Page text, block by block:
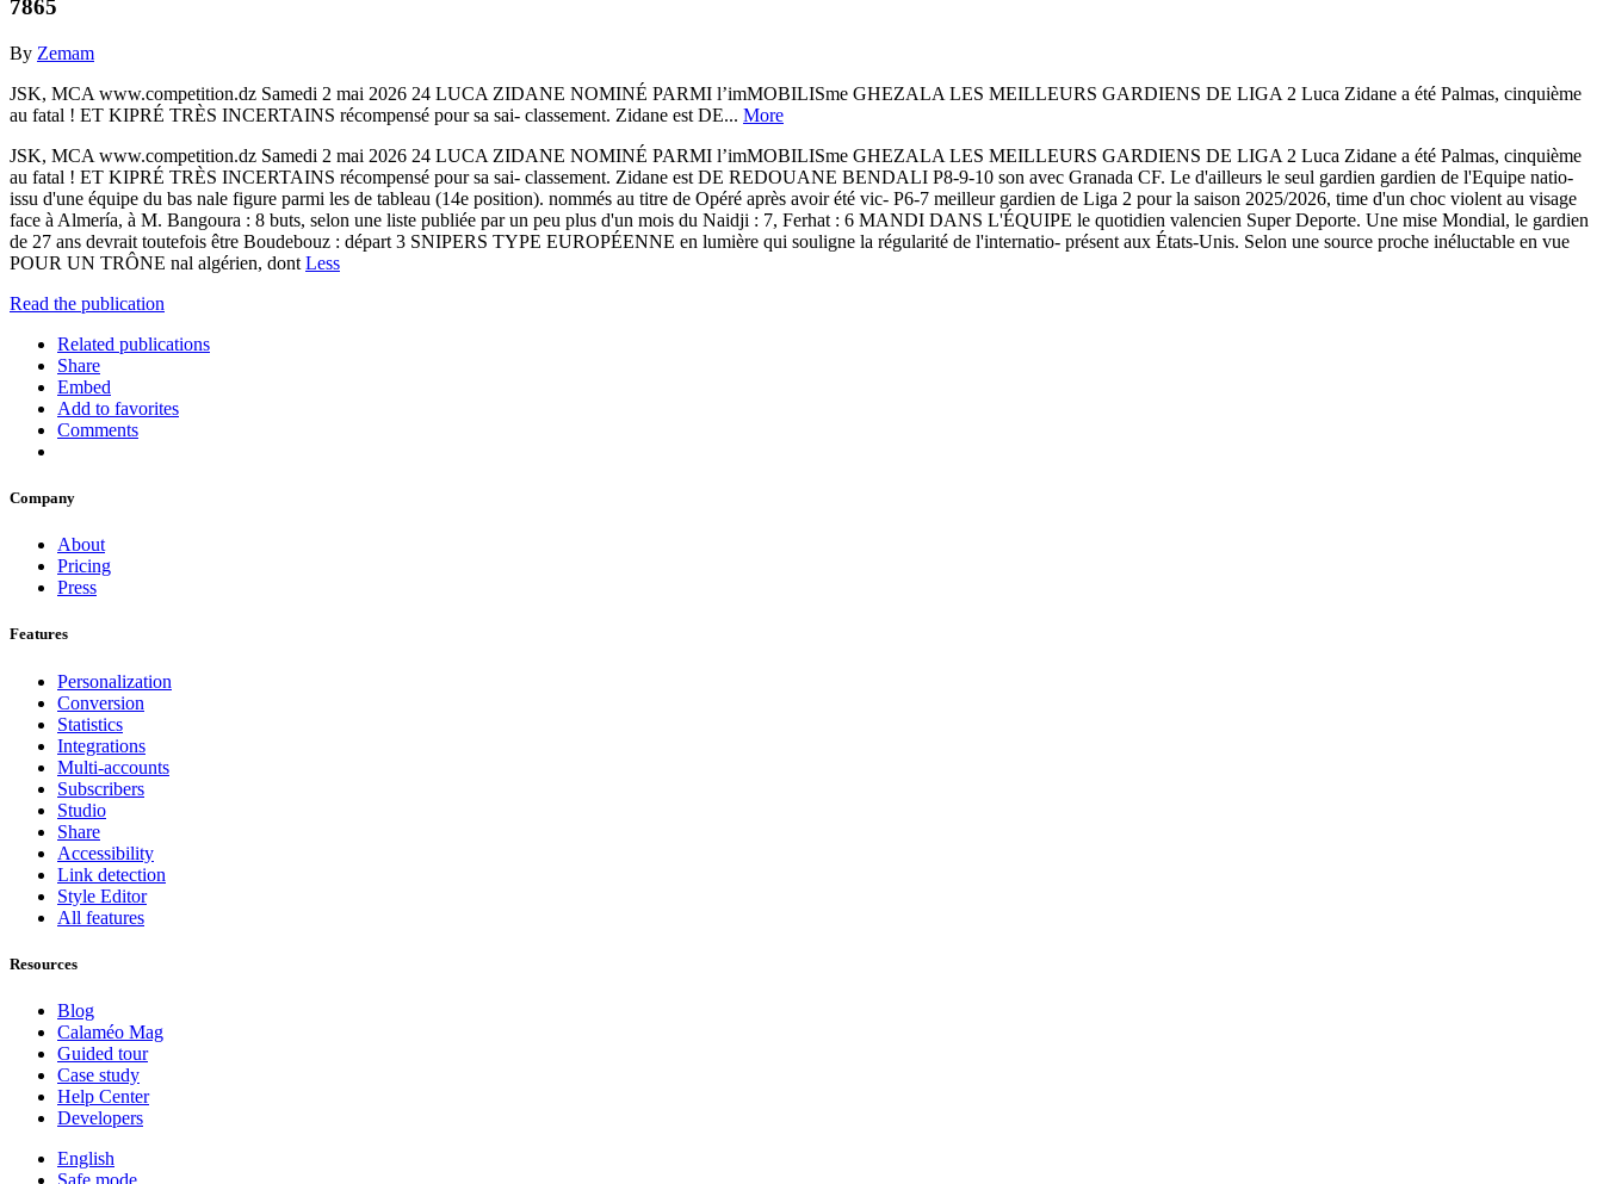
7865
By Zemam
JSK, MCA www.competition.dz Samedi 2 mai 2026 24 LUCA ZIDANE NOMINÉ PARMI l’imMOBILISme GHEZALA LES MEILLEURS GARDIENS DE LIGA 2 Luca Zidane a été Palmas, cinquième
au fatal ! ET KIPRÉ TRÈS INCERTAINS récompensé pour sa sai- classement. Zidane est DE... More
JSK, MCA www.competition.dz Samedi 2 mai 2026 24 LUCA ZIDANE NOMINÉ PARMI l’imMOBILISme GHEZALA LES MEILLEURS GARDIENS DE LIGA 2 Luca Zidane a été Palmas, cinquième
au fatal ! ET KIPRÉ TRÈS INCERTAINS récompensé pour sa sai- classement. Zidane est DE REDOUANE BENDALI P8-9-10 son avec Granada CF. Le d'ailleurs le seul gardien gardien de l'Equipe natio-
issu d'une équipe du bas nale figure parmi les de tableau (14e position). nommés au titre de Opéré après avoir été vic- P6-7 meilleur gardien de Liga 2 pour la saison 2025/2026, time d'un choc violent au visage
face à Almería, à M. Bangoura : 8 buts, selon une liste publiée par un peu plus d'un mois du Naidji : 7, Ferhat : 6 MANDI DANS L'ÉQUIPE le quotidien valencien Super Deporte. Une mise Mondial, le gardien
de 27 ans devrait toutefois être Boudebouz : départ 3 SNIPERS TYPE EUROPÉENNE en lumière qui souligne la régularité de l'internatio- présent aux États-Unis. Selon une source proche inéluctable en vue
POUR UN TRÔNE nal algérien, dont Less
Read the publication
Related publications
Share
Embed
Add to favorites
Comments
Company
About
Pricing
Press
Features
Personalization
Conversion
Statistics
Integrations
Multi-accounts
Subscribers
Studio
Share
Accessibility
Link detection
Style Editor
All features
Resources
Blog
Calaméo Mag
Guided tour
Case study
Help Center
Developers
English
Safe mode